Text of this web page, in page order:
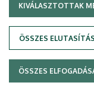
Adatvédelem
KIVÁLASZTOTTAK
ÖSSZES
WITHDRAW
ÖSSZES